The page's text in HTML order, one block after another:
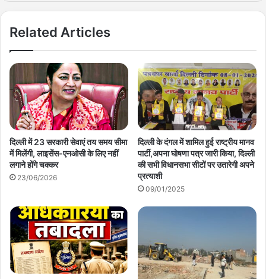
Related Articles
दिल्ली में 23 सरकारी सेवाएं तय समय सीमा
में मिलेंगी, लाइसेंस-एनओसी के लिए नहीं
लगाने होंगे चक्कर
23/06/2026
दिल्ली के दंगल में शामिल हुई राष्ट्रीय मानव
पार्टी,अपना घोषणा पत्र जारी किया, दिल्ली
की सभी विधानसभा सीटों पर उतारेगी अपने
प्रत्याशी
09/01/2025